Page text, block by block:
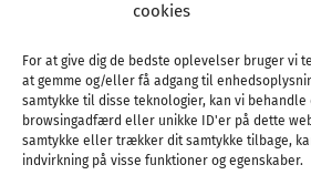
cookies
For at give dig de bedste oplevelser bruger vi
at gemme og/eller få adgang til
samtykke til disse teknologier, kan vi behandle
browsingadfærd eller unikke ID'er på dette
samtykke eller trækker dit samtykke tilbage,
indvirkning på visse funktioner og egenskaber.
Tel :89 88 13 90
E-post:
Nordic Bridal